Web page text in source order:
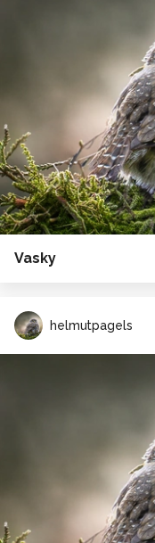
Vasky
helmutpagels